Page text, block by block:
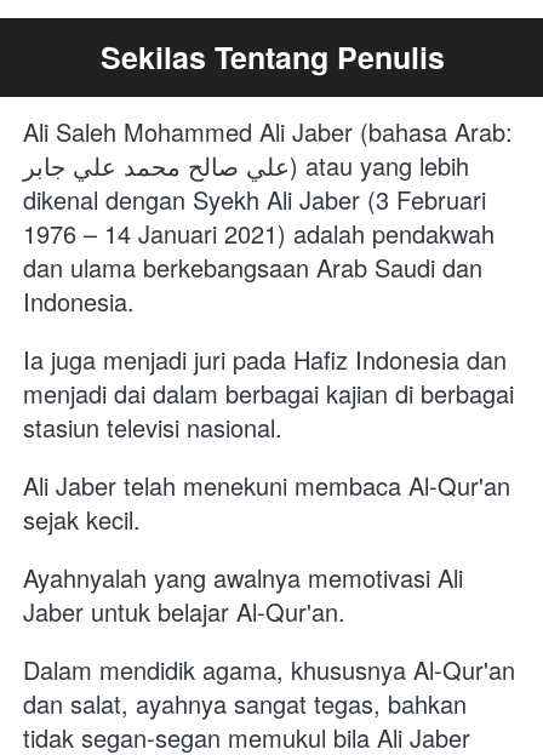
Sekilas Tentang Penulis
Ali Saleh Mohammed Ali Jaber (bahasa Arab:
علي صالح محمد علي جابر‎) atau yang lebih
dikenal dengan Syekh Ali Jaber (3 Februari
1976 – 14 Januari 2021) adalah pendakwah
dan ulama berkebangsaan Arab Saudi dan
Indonesia.
Ia juga menjadi juri pada Hafiz Indonesia dan
menjadi dai dalam berbagai kajian di berbagai
stasiun televisi nasional.
Ali Jaber telah menekuni membaca Al-Qur'an
sejak kecil.
Ayahnyalah yang awalnya memotivasi Ali
Jaber untuk belajar Al-Qur'an.
Dalam mendidik agama, khususnya Al-Qur'an
dan salat, ayahnya sangat tegas, bahkan
tidak segan-segan memukul bila Ali Jaber